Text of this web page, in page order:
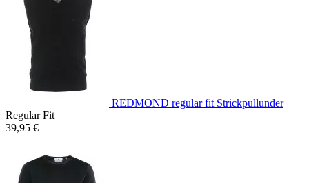
REDMOND regular fit Strickpullunder
Regular Fit
39,95 €